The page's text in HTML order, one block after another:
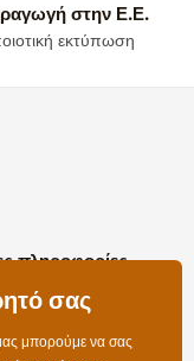
στην Ε.Ε.
εκτύπωση
πληροφορίες
εμάς σας
μπορούμε να σας